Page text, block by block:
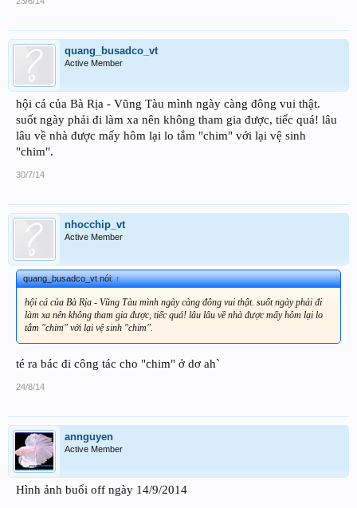
quang_busadco_vt
Active Member
hội cá của Bà Rịa - Vũng Tàu mình ngày càng đông vui thật.
suốt ngày phải đi làm xa nên không tham gia được, tiếc quá! lâu
lâu về nhà được mấy hôm lại lo tắm "chim" với lại vệ sinh
"chim".
30/7/14
nhocchip_vt
Active Member
quang_busadco_vt nói:↑
hội cá của Bà Rịa - Vũng Tàu mình ngày càng đông vui thật. suốt ngày phải đi
làm xa nên không tham gia được, tiếc quá! lâu lâu về nhà được mấy hôm lại lo
tắm "chim" với lại vệ sinh "chim".
té ra bác đi công tác cho "chim" ở dơ ah`
24/8/14
annguyen
Active Member
Hình ảnh buổi off ngày 14/9/2014